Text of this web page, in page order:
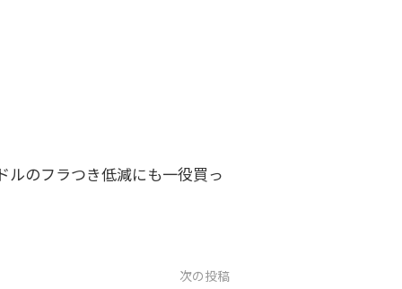
のフラつき低減にも一役買っ
次の投稿